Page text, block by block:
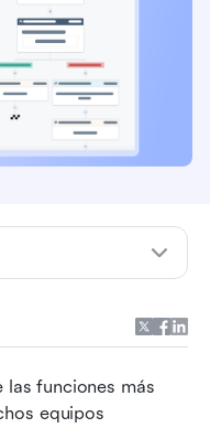
funciones más
equipos
trabajo de